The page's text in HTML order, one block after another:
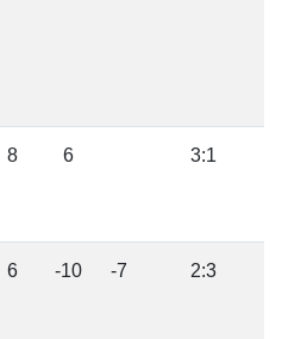
8 6 3:1
6 -10 -7 2:3